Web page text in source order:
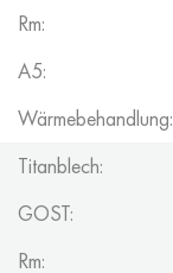
Rm:
A5:
Wärmebehandlung:
Titanblech:
GOST:
Rm: